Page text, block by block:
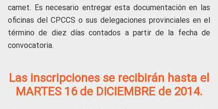
carnet. Es necesario entregar esta documentación en las
oficinas del CPCCS o sus delegaciones provinciales en el
término de diez días contados a partir de la fecha de
convocatoria.
Las inscripciones se recibirán hasta el
MARTES 16 de DICIEMBRE de 2014.